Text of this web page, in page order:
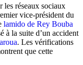
les réseaux sociaux
vice-président du
lamido de Rey Bouba
à la suite d’un accident
. Les vérifications
que cette